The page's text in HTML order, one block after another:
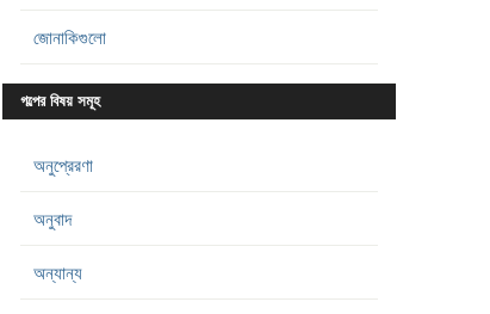
জোনাকিগুলো
গল্পের বিষয় সমূহ
অনুপ্রেরণা
অনুবাদ
অন্যান্য